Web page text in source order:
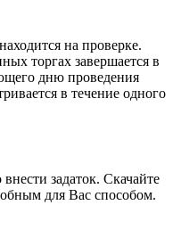
на проверке.
торгах завершается в
дню проведения
в течение одного
задаток. Скачайте
для Вас способом.